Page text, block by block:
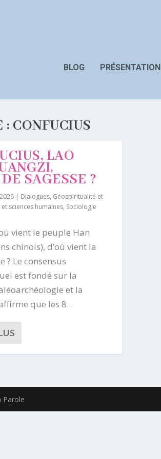
BLOG PRÉSENTATION
: CONFUCIUS
LAO
SAGESSE ?
| Dialogues, Géospiritualité et
sciences humaines, Sociologie
vient le peuple Han
chinois), d’où vient la
? Le consensus
est fondé sur la
et la
que les 8...
Parole